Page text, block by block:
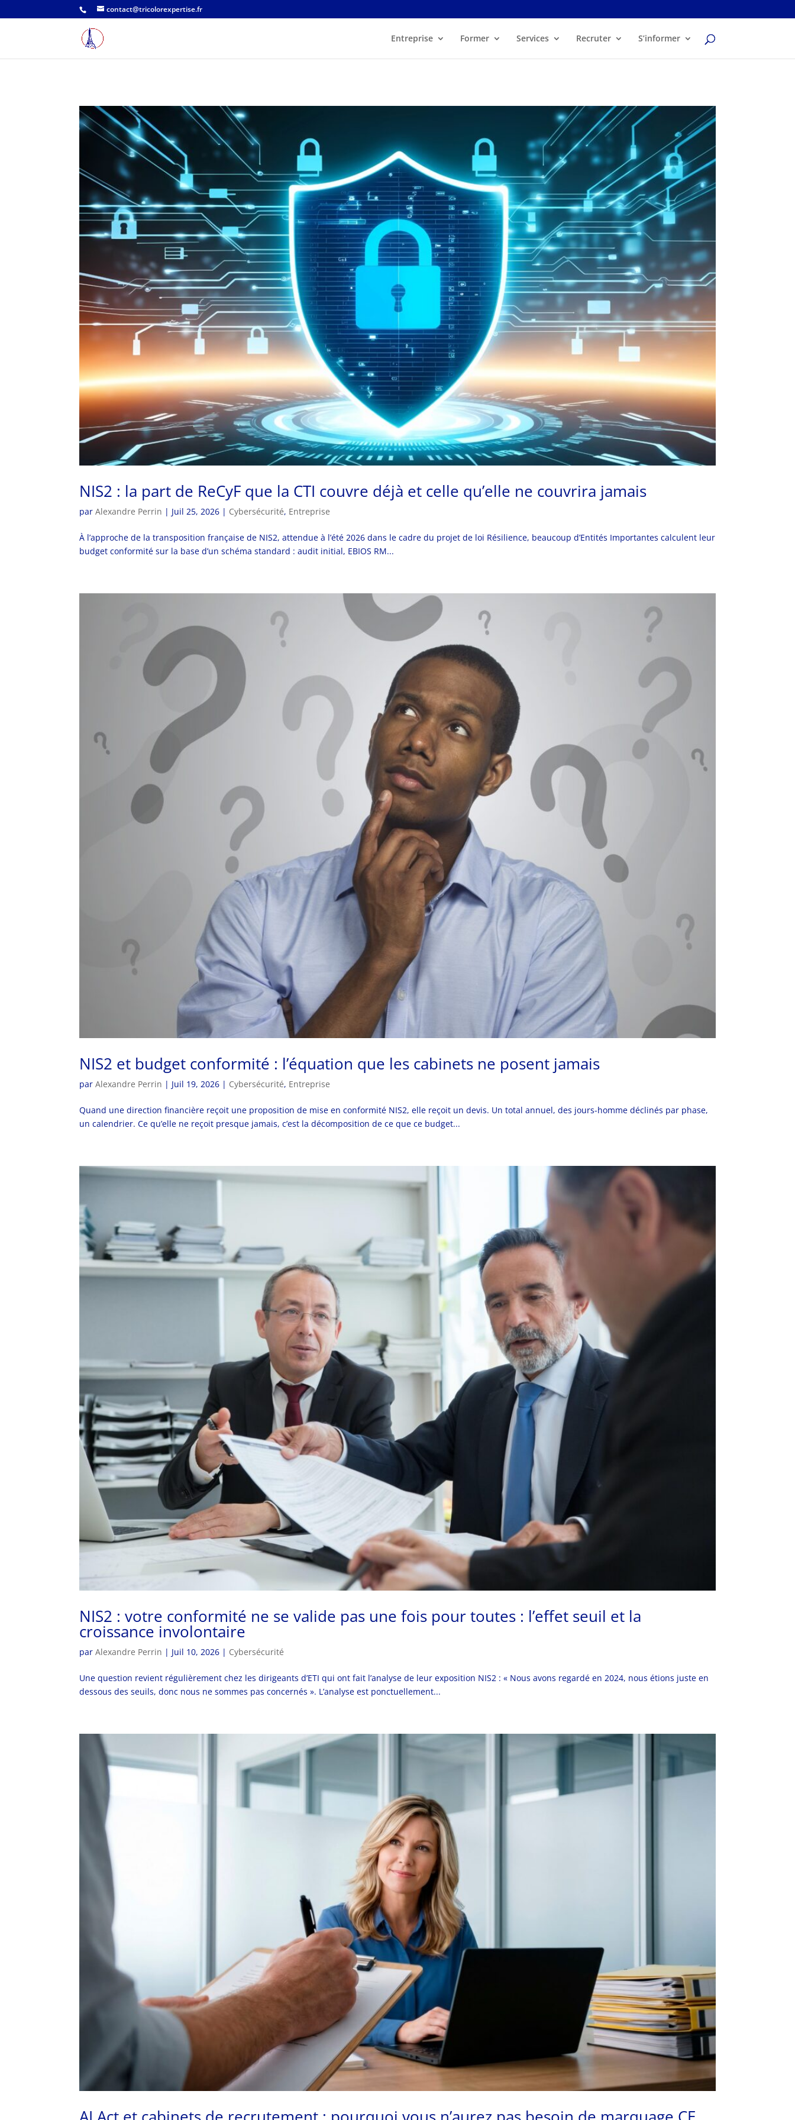
contact@tricolorexpertise.fr
Entreprise Former Services Recruter S’informer
NIS2 : la part de ReCyF que la CTI couvre déjà et celle qu’elle ne couvrira jamais
parAlexandre Perrin | Juil 25, 2026 | Cybersécurité, Entreprise
À l’approche de la transposition française de NIS2, attendue à l’été 2026 dans le cadre du projet de loi Résilience, beaucoup d’Entités Importantes calculent leur
budget conformité sur la base d’un schéma standard : audit initial, EBIOS RM...
NIS2 et budget conformité : l’équation que les cabinets ne posent jamais
parAlexandre Perrin | Juil 19, 2026 | Cybersécurité, Entreprise
Quand une direction financière reçoit une proposition de mise en conformité NIS2, elle reçoit un devis. Un total annuel, des jours-homme déclinés par phase,
un calendrier. Ce qu’elle ne reçoit presque jamais, c’est la décomposition de ce que ce budget...
NIS2 : votre conformité ne se valide pas une fois pour toutes : l’effet seuil et la
croissance involontaire
parAlexandre Perrin | Juil 10, 2026 | Cybersécurité
Une question revient régulièrement chez les dirigeants d’ETI qui ont fait l’analyse de leur exposition NIS2 : « Nous avons regardé en 2024, nous étions juste en
dessous des seuils, donc nous ne sommes pas concernés ». L’analyse est ponctuellement...